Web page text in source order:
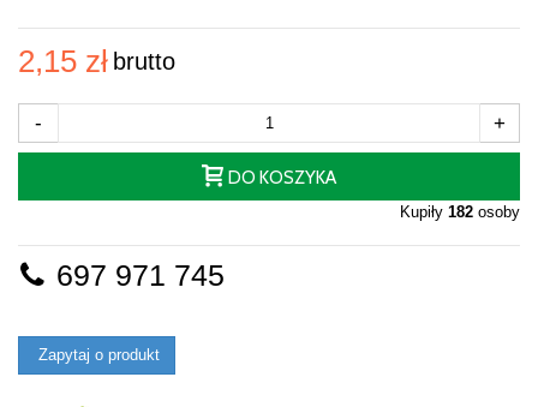
2,15 zł brutto
- +
DO KOSZYKA
Kupiły 182 osoby
697 971 745
Zapytaj o produkt